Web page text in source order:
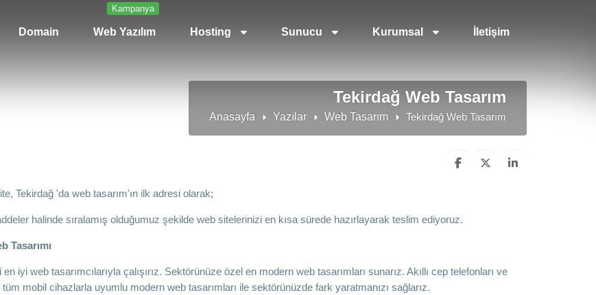
Domain
Kampanya
Web Yazılım Hosting Sunucu Kurumsal İletişim
Tekirdağ Web Tasarım
Anasayfa Yazılar Web Tasarım Tekirdağ Web Tasarım
Tekirdağ 'da web tasarım'ın ilk adresi olarak;
halinde sıralamış olduğumuz şekilde web sitelerinizi en kısa sürede hazırlayarak teslim ediyoruz.
Tasarımı
iyi web tasarımcılarıyla çalışırız. Sektörünüze özel en modern web tasarımları sunarız. Akıllı cep telefonları ve
mobil cihazlarla uyumlu modern web tasarımları ile sektörünüzde fark yaratmanızı sağlarız.